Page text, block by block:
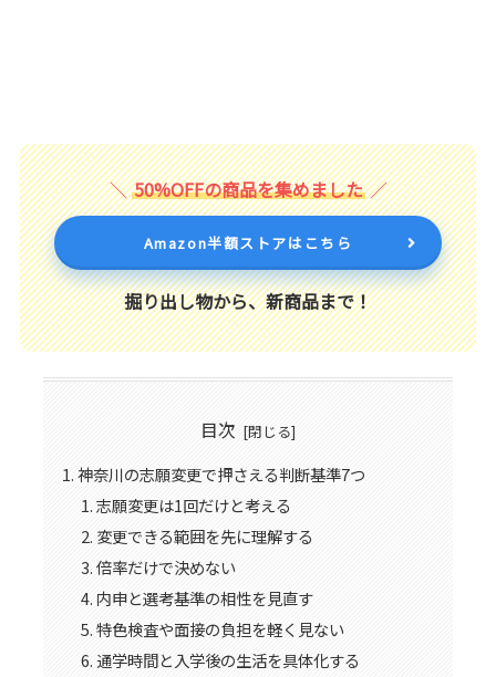
50%OFFの商品を集めました
Amazon半額ストアはこちら
掘り出し物から、新商品まで！
目次
神奈川の志願変更で押さえる判断基準7つ
志願変更は1回だけと考える
変更できる範囲を先に理解する
倍率だけで決めない
内申と選考基準の相性を見直す
特色検査や面接の負担を軽く見ない
通学時間と入学後の生活を具体化する